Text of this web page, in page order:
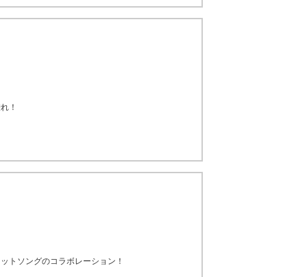
！
トソングのコラボレーション！